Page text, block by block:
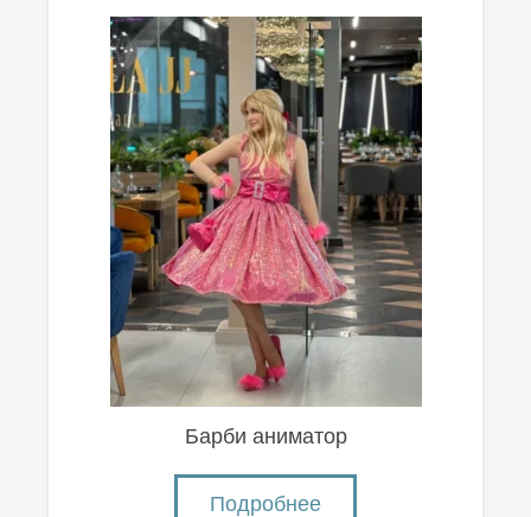
Барби аниматор
Подробнее